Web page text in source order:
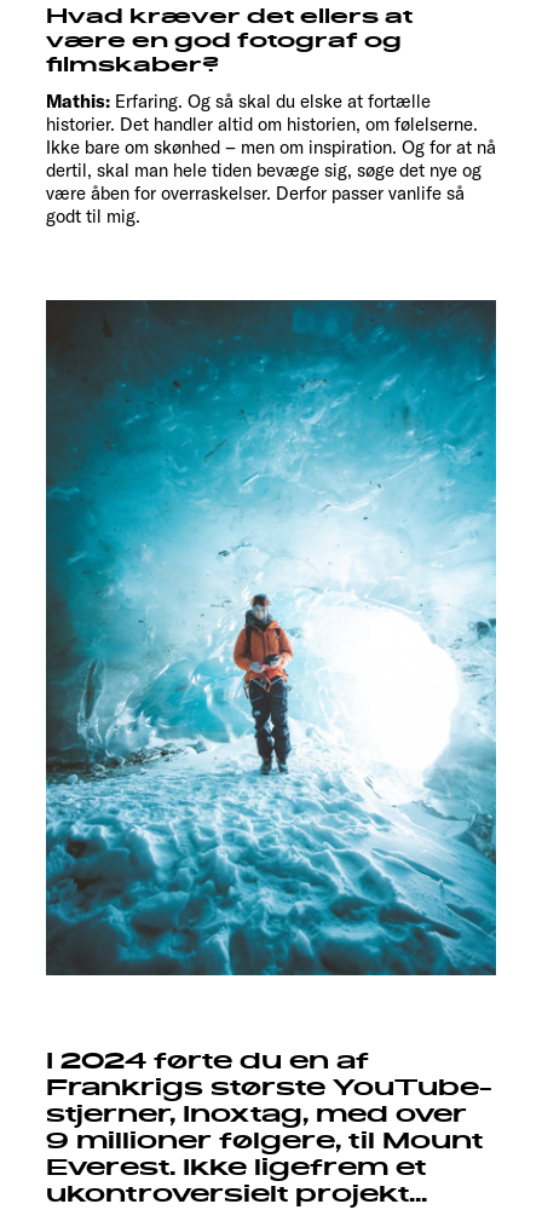
Hvad kræver det ellers at
være en god fotograf og
filmskaber?
Mathis: Erfaring. Og så skal du elske at fortælle
historier. Det handler altid om historien, om følelserne.
Ikke bare om skønhed – men om inspiration. Og for at nå
dertil, skal man hele tiden bevæge sig, søge det nye og
være åben for overraskelser. Derfor passer vanlife så
godt til mig.
I 2024 førte du en af
Frankrigs største YouTube-
stjerner, Inoxtag, med over
9 millioner følgere, til Mount
Everest. Ikke ligefrem et
ukontroversielt projekt...